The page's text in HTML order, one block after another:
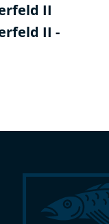
II
II -